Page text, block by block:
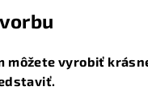
môžete vyrobiť